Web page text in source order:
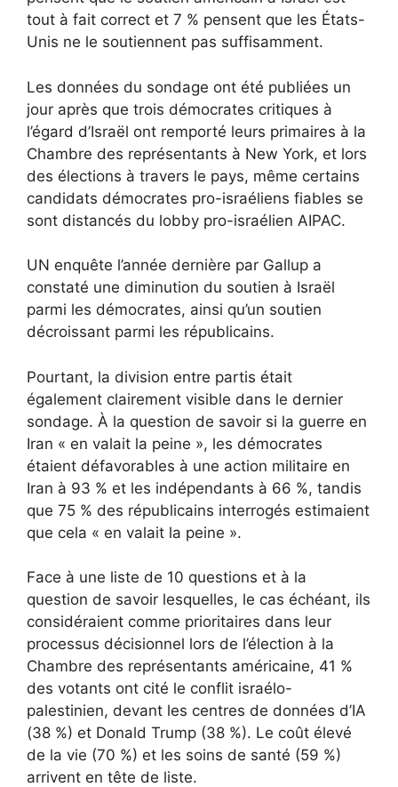
tout à fait correct et 7 % pensent que les États-
Unis ne le soutiennent pas suffisamment.
Les données du sondage ont été publiées un
jour après que trois démocrates critiques à
l’égard d’Israël ont remporté leurs primaires à la
Chambre des représentants à New York, et lors
des élections à travers le pays, même certains
candidats démocrates pro-israéliens fiables se
sont distancés du lobby pro-israélien AIPAC.
UN enquête l’année dernière par Gallup a
constaté une diminution du soutien à Israël
parmi les démocrates, ainsi qu’un soutien
décroissant parmi les républicains.
Pourtant, la division entre partis était
également clairement visible dans le dernier
sondage. À la question de savoir si la guerre en
Iran « en valait la peine », les démocrates
étaient défavorables à une action militaire en
Iran à 93 % et les indépendants à 66 %, tandis
que 75 % des républicains interrogés estimaient
que cela « en valait la peine ».
Face à une liste de 10 questions et à la
question de savoir lesquelles, le cas échéant, ils
considéraient comme prioritaires dans leur
processus décisionnel lors de l’élection à la
Chambre des représentants américaine, 41 %
des votants ont cité le conflit israélo-
palestinien, devant les centres de données d’IA
(38 %) et Donald Trump (38 %). Le coût élevé
de la vie (70 %) et les soins de santé (59 %)
arrivent en tête de liste.